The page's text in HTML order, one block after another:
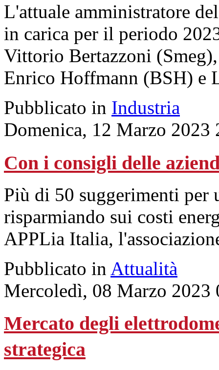
L'attuale amministratore
in carica per il periodo
Vittorio Bertazzoni
Enrico Hoffmann (BSH) e
Pubblicato in Industria
Domenica, 12 Marzo 2023
Con i consigli delle
Più di 50 suggerimenti per
risparmiando sui costi
APPLia Italia,
Pubblicato in Attualità
Mercoledì, 08 Marzo 2023
Mercato degli
strategica